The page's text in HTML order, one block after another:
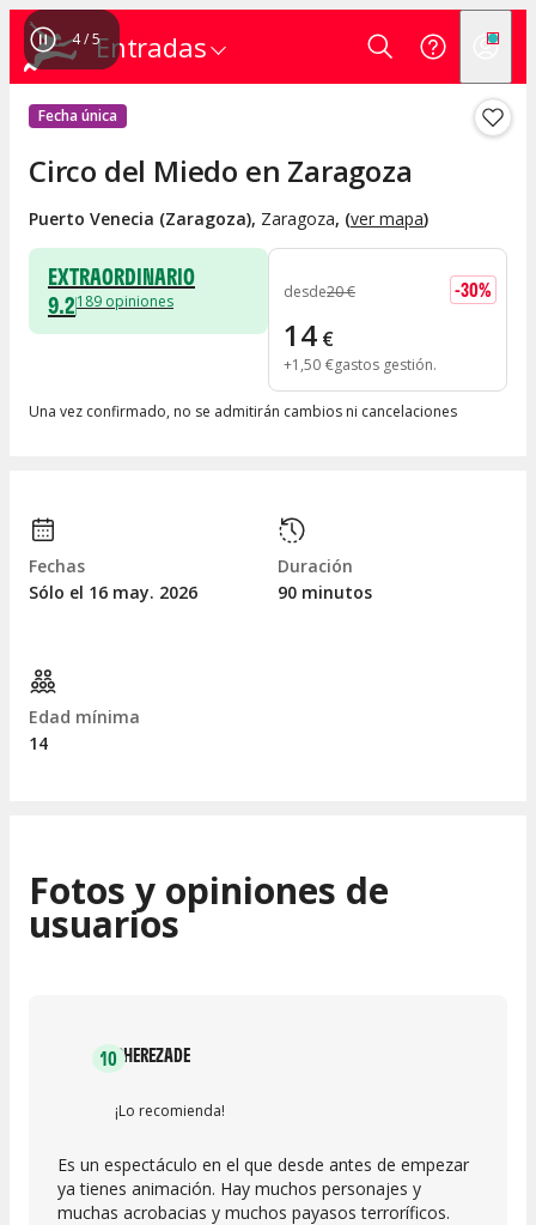
Entradas
4/5
Fecha única
Circo del Miedo en Zaragoza
Puerto Venecia (Zaragoza), Zaragoza, (ver mapa)
EXTRAORDINARIO
9.2189 opiniones desde20€ -30%
14 €
+1 ,50 €gastos gestión
Una vez confirmado, no se admitirán cambios ni cancelaciones
Fechas
Sólo el 16 may. 2026
Duración
90 minutos
Edad mínima
14
Fotos y opiniones de
usuarios
10SHEREZADE
¡Lo recomienda!
Es un espectáculo en el que desde antes de empezar
ya tienes animación. Hay muchos personajes y
muchas acrobacias y muchos payasos terroríficos.